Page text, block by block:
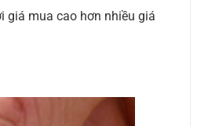
giá mua cao hơn nhiều giá